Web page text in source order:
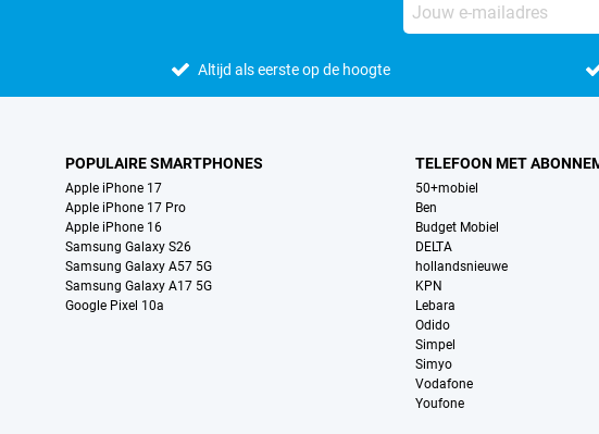
Altijd als eerste op de hoogte
POPULAIRE SMARTPHONES
Apple iPhone 17
Apple iPhone 17 Pro
Apple iPhone 16
Samsung Galaxy S26
Samsung Galaxy A57 5G
Samsung Galaxy A17 5G
Google Pixel 10a
TELEFOON MET
50+mobiel
Ben
Budget Mobiel
DELTA
hollandsnieuwe
KPN
Lebara
Odido
Simpel
Simyo
Vodafone
Youfone